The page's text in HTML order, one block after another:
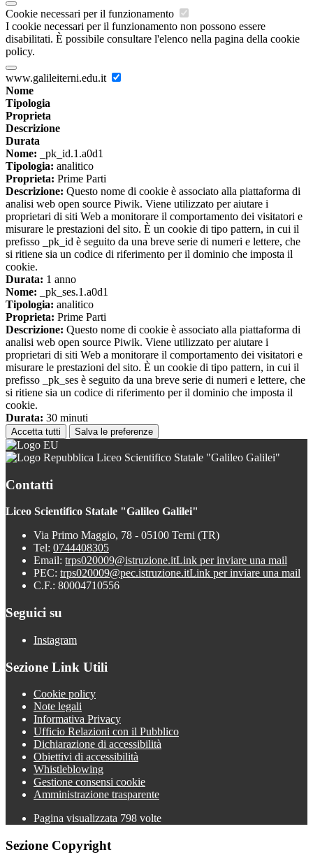
Cookie necessari per il funzionamento
I cookie necessari per il funzionamento non possono essere
disabilitati. È possibile consultare l'elenco nella pagina della cookie
policy.
www.galileiterni.edu.it
Nome
Tipologia
Proprieta
Descrizione
Durata
Nome: _pk_id.1.a0d1
Tipologia: analitico
Proprieta: Prime Parti
Descrizione: Questo nome di cookie è associato alla piattaforma di
analisi web open source Piwik. Viene utilizzato per aiutare i
proprietari di siti Web a monitorare il comportamento dei visitatori e
misurare le prestazioni del sito. È un cookie di tipo pattern, in cui il
prefisso _pk_id è seguito da una breve serie di numeri e lettere, che
si ritiene sia un codice di riferimento per il dominio che imposta il
cookie.
Durata: 1 anno
Nome: _pk_ses.1.a0d1
Tipologia: analitico
Proprieta: Prime Parti
Descrizione: Questo nome di cookie è associato alla piattaforma di
analisi web open source Piwik. Viene utilizzato per aiutare i
proprietari di siti Web a monitorare il comportamento dei visitatori e
misurare le prestazioni del sito. È un cookie di tipo pattern, in cui il
prefisso _pk_ses è seguito da una breve serie di numeri e lettere, che
si ritiene sia un codice di riferimento per il dominio che imposta il
cookie.
Durata: 30 minuti
Accetta tutti Salva le preferenze
Liceo Scientifico Statale "Galileo Galilei"
Contatti
Liceo Scientifico Statale "Galileo Galilei"
Via Primo Maggio, 78 - 05100 Terni (TR)
Tel: 0744408305
Email: trps020009@istruzione.itLink per inviare una mail
PEC: trps020009@pec.istruzione.itLink per inviare una mail
C.F.: 80004710556
Seguici su
Instagram
Sezione Link Utili
Cookie policy
Note legali
Informativa Privacy
Ufficio Relazioni con il Pubblico
Dichiarazione di accessibilità
Obiettivi di accessibilità
Whistleblowing
Gestione consensi cookie
Amministrazione trasparente
Pagina visualizzata 798 volte
Sezione Copyright